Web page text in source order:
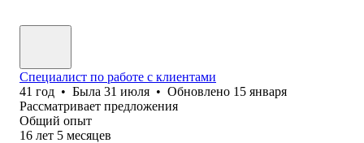
Специалист по работе с клиентами
41 год • Была 31 июля • Обновлено 15 января
Рассматривает предложения
Общий опыт
16 лет 5 месяцев